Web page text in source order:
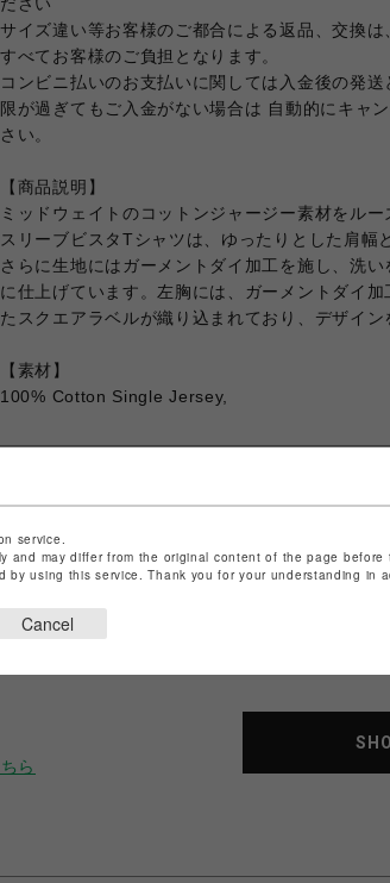
サイズ違い等お客様のご都合による返品、交換
すべてお客様のご負担となります。
コンビニ払いのお支払いに関しては入金後の発
限が過ぎてもご入金がない場合は 自動的にキャ
さい。
【商品説明】
ミッドウェイトのコットンジャージー素材をル
スリーブビスタTシャツは、ゆったりとした肩幅
さらに生地にはガーメントダイ加工を施し、洗
に仕上げています。左胸には、ガーメントダイ
たスクエアラベルが織り込まれており、デザイン
【素材】
100% Cotton Single Jersey,
シェアする
ら
service.
may differ from the original content of the page before
using this service. Thank you for your understanding in
Cancel